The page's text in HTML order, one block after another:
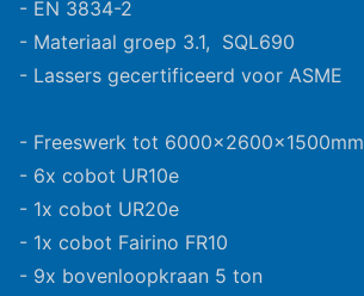
- EN 3834-2
- Materiaal groep 3.1, SQL690
- Lassers gecertificeerd voor ASME
- Freeswerk tot 6000x2600x1500mm
- 6x cobot UR10e
- 1x cobot UR20e
- 1x cobot Fairino FR10
- 9x bovenloopkraan 5 ton